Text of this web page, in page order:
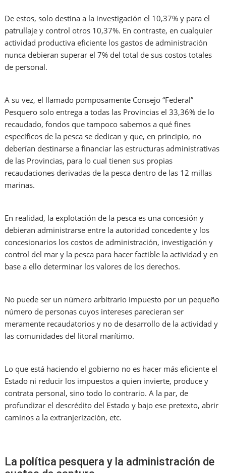
De estos, solo destina a la investigación el 10,37% y para el
patrullaje y control otros 10,37%. En contraste, en cualquier
actividad productiva eficiente los gastos de administración
nunca debieran superar el 7% del total de sus costos totales
de personal.
A su vez, el llamado pomposamente Consejo “Federal”
Pesquero solo entrega a todas las Provincias el 33,36% de lo
recaudado, fondos que tampoco sabemos a qué fines
específicos de la pesca se dedican y que, en principio, no
deberían destinarse a financiar las estructuras administrativas
de las Provincias, para lo cual tienen sus propias
recaudaciones derivadas de la pesca dentro de las 12 millas
marinas.
En realidad, la explotación de la pesca es una concesión y
debieran administrarse entre la autoridad concedente y los
concesionarios los costos de administración, investigación y
control del mar y la pesca para hacer factible la actividad y en
base a ello determinar los valores de los derechos.
No puede ser un número arbitrario impuesto por un pequeño
número de personas cuyos intereses parecieran ser
meramente recaudatorios y no de desarrollo de la actividad y
las comunidades del litoral marítimo.
Lo que está haciendo el gobierno no es hacer más eficiente el
Estado ni reducir los impuestos a quien invierte, produce y
contrata personal, sino todo lo contrario. A la par, de
profundizar el descrédito del Estado y bajo ese pretexto, abrir
caminos a la extranjerización, etc.
La política pesquera y la administración de